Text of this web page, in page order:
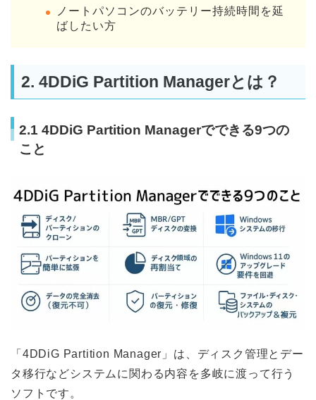
ノートパソコンのバッテリー持続時間を延
ばしたい方
2. 4DDiG Partition Managerとは？
2.1 4DDiG Partition Managerでできる9つの
こと
「4DDiG Partition Manager」は、ディスク管理とデー
タ移行などシステムに関わる内容を多岐に渡って行う
ソフトです。